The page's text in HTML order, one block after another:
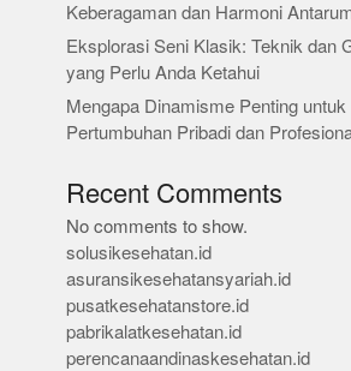
Keberagaman dan Harmoni
Eksplorasi Seni Klasik: Teknik dan
yang Perlu Anda Ketahui
Mengapa Dinamisme Penting untuk
Pertumbuhan Pribadi dan
Recent Comments
No comments to show.
solusikesehatan.id
asuransikesehatansyariah.id
pusatkesehatanstore.id
pabrikalatkesehatan.id
perencanaandinaskesehatan.id